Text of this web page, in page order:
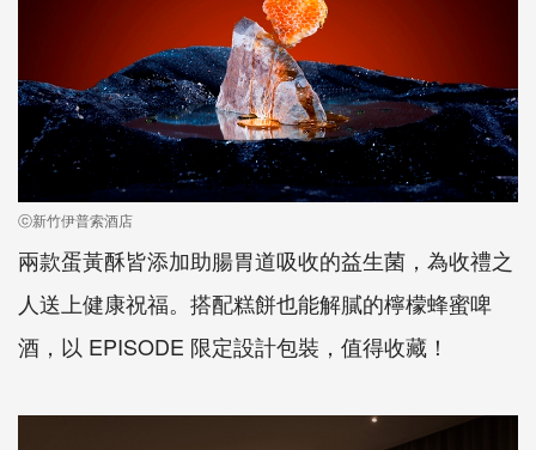
ⓒ新竹伊普索酒店
兩款蛋黃酥皆添加助腸胃道吸收的益生菌，為收禮之
人送上健康祝福。搭配糕餅也能解膩的檸檬蜂蜜啤
酒，以 EPISODE 限定設計包裝，值得收藏！